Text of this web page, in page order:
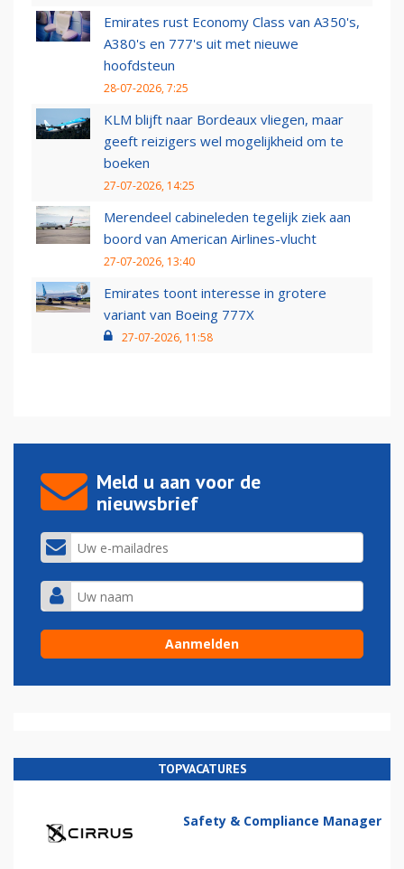
Emirates rust Economy Class van A350's,
A380's en 777's uit met nieuwe
hoofdsteun
28-07-2026, 7:25
KLM blijft naar Bordeaux vliegen, maar
geeft reizigers wel mogelijkheid om te
boeken
27-07-2026, 14:25
Merendeel cabineleden tegelijk ziek aan
boord van American Airlines-vlucht
27-07-2026, 13:40
Emirates toont interesse in grotere
variant van Boeing 777X
27-07-2026, 11:58
Meld u aan voor de
nieuwsbrief
TOPVACATURES
Safety & Compliance Manager